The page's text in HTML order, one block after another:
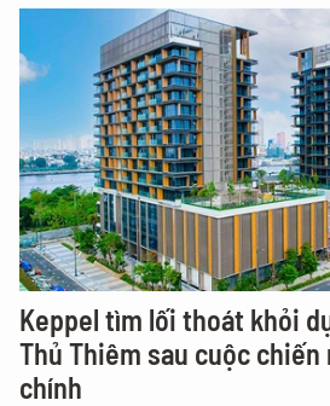
Keppel tìm lối thoát khỏi
Thủ Thiêm sau cuộc chiến
chính